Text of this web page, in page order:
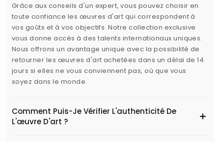
Grâce aux conseils d'un expert, vous pouvez choisir en
toute confiance les œuvres d'art qui correspondent à
vos goûts et à vos objectifs. Notre collection exclusive
vous donne accès à des talents internationaux uniques.
Nous offrons un avantage unique avec la possibilité de
retourner les œuvres d'art achetées dans un délai de 14
jours si elles ne vous conviennent pas, où que vous
soyez dans le monde.
Comment Puis-Je Vérifier L'authenticité De
L'œuvre D'art ?